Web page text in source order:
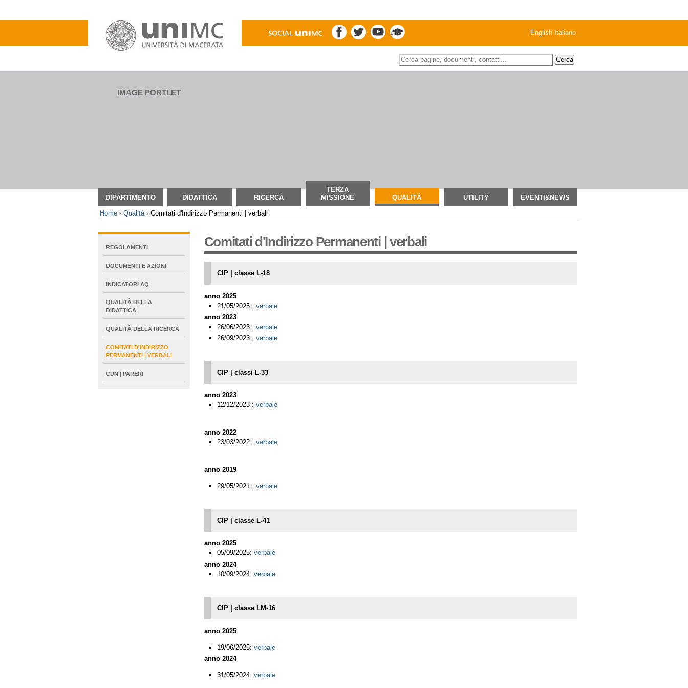
contenuti.
Salta
alla
English Italiano
Inserire il termine di ricerca
IMAGE PORTLET
DIPARTIMENTO DIDATTICA RICERCA
TERZA
MISSIONE
QUALITÀ UTILITY EVENTI&NEWS
Home ›Qualità ›Comitati d'Indirizzo Permanenti | verbali
Comitati d'Indirizzo Permanenti | verbali
CIP | classe L-18
anno 2025
21/05/2025 :verbale
anno 2023
26/06/2023 :verbale
26/09/2023 :verbale
CIP | classi L-33
anno 2023
12/12/2023 :verbale
anno 2022
23/03/2022 :verbale
anno 2019
29/05/2021 :verbale
CIP | classe L-41
anno 2025
05/09/2025:verbale
anno 2024
10/09/2024:verbale
CIP | classe LM-16
anno 2025
19/06/2025: verbale
anno 2024
31/05/2024:verbale
EXTENDED
REGOLAMENTI
DOCUMENTI E AZIONI
INDICATORI AQ
QUALITÀ DELLA
DIDATTICA
QUALITÀ DELLA RICERCA
COMITATI D'INDIRIZZO
PERMANENTI | VERBALI
CUN | PARERI